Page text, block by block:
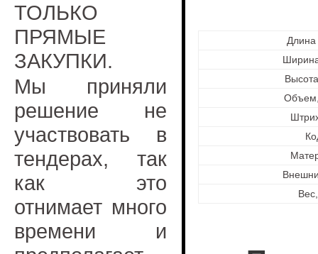
ТОЛЬКО
ПРЯМЫЕ
ЗАКУПКИ.
Мы приняли
решение не
участвовать в
тендерах, так
как это
отнимает много
времени и